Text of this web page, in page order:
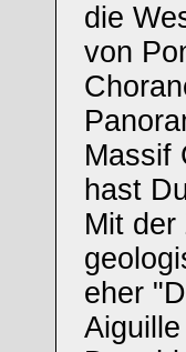
die
von
Massif
hast
Mit
eher